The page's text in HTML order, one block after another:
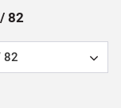
82
82